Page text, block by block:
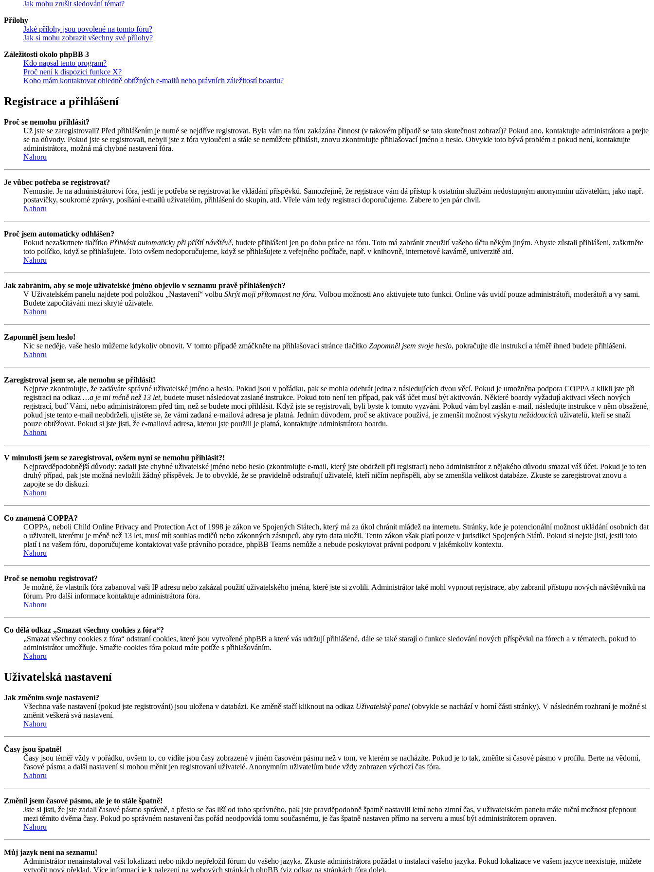
Jak mohu zrušit sledování témat?
Přílohy
Jaké přílohy jsou povolené na tomto fóru?
Jak si mohu zobrazit všechny své přílohy?
Záležitosti okolo phpBB 3
Kdo napsal tento program?
Proč není k dispozici funkce X?
Koho mám kontaktovat ohledně obtížných e-mailů nebo právních záležitostí boardu?
Registrace a přihlášení
Proč se nemohu přihlásit?
Už jste se zaregistrovali? Před přihlášením je nutné se nejdříve registrovat. Byla vám na fóru zakázána činnost (v takovém případě se tato skutečnost zobrazí)? Pokud ano, kontaktujte administrátora a ptejte
se na důvody. Pokud jste se registrovali, nebyli jste z fóra vyloučeni a stále se nemůžete přihlásit, znovu zkontrolujte přihlašovací jméno a heslo. Obvykle toto bývá problém a pokud není, kontaktujte
administrátora, možná má chybné nastavení fóra.
Nahoru
Je vůbec potřeba se registrovat?
Nemusíte. Je na administrátorovi fóra, jestli je potřeba se registrovat ke vkládání příspěvků. Samozřejmě, že registrace vám dá přístup k ostatním službám nedostupným anonymním uživatelům, jako např.
postavičky, soukromé zprávy, posílání e-mailů uživatelům, přihlášení do skupin, atd. Vřele vám tedy registraci doporučujeme. Zabere to jen pár chvil.
Nahoru
Proč jsem automaticky odhlášen?
Pokud nezaškrtnete tlačítko Přihlásit automaticky při příští návštěvě, budete přihlášeni jen po dobu práce na fóru. Toto má zabránit zneužití vašeho účtu někým jiným. Abyste zůstali přihlášeni, zaškrtněte
toto políčko, když se přihlašujete. Toto ovšem nedoporučujeme, když se přihlašujete z veřejného počítače, např. v knihovně, internetové kavárně, univerzitě atd.
Nahoru
Jak zabráním, aby se moje uživatelské jméno objevilo v seznamu právě přihlášených?
V Uživatelském panelu najdete pod položkou „Nastavení“ volbu Skrýt moji přítomnost na fóru. Volbou možnosti Ano aktivujete tuto funkci. Online vás uvidí pouze administrátoři, moderátoři a vy sami.
Budete započítáváni mezi skryté uživatele.
Nahoru
Zapomněl jsem heslo!
Nic se neděje, vaše heslo můžeme kdykoliv obnovit. V tomto případě zmáčkněte na přihlašovací stránce tlačítko Zapomněl jsem svoje heslo, pokračujte dle instrukcí a téměř ihned budete přihlášeni.
Nahoru
Zaregistroval jsem se, ale nemohu se přihlásit!
Nejprve zkontrolujte, že zadáváte správné uživatelské jméno a heslo. Pokud jsou v pořádku, pak se mohla odehrát jedna z následujících dvou věcí. Pokud je umožněna podpora COPPA a klikli jste při
registraci na odkaz …a je mi méně než 13 let, budete muset následovat zaslané instrukce. Pokud toto není ten případ, pak váš účet musí být aktivován. Některé boardy vyžadují aktivaci všech nových
registrací, buď Vámi, nebo administrátorem před tím, než se budete moci přihlásit. Když jste se registrovali, byli byste k tomuto vyzváni. Pokud vám byl zaslán e-mail, následujte instrukce v něm obsažené,
pokud jste tento e-mail neobdrželi, ujistěte se, že vámi zadaná e-mailová adresa je platná. Jedním důvodem, proč se aktivace používá, je zmenšit možnost výskytu nežádoucích uživatelů, kteří se snaží
pouze obtěžovat. Pokud si jste jisti, že e-mailová adresa, kterou jste použili je platná, kontaktujte administrátora boardu.
Nahoru
V minulosti jsem se zaregistroval, ovšem nyní se nemohu přihlásit?!
Nejpravděpodobnější důvody: zadali jste chybné uživatelské jméno nebo heslo (zkontrolujte e-mail, který jste obdrželi při registraci) nebo administrátor z nějakého důvodu smazal váš účet. Pokud je to ten
druhý případ, pak jste možná nevložili žádný příspěvek. Je to obvyklé, že se pravidelně odstraňují uživatelé, kteří ničím nepřispěli, aby se zmenšila velikost databáze. Zkuste se zaregistrovat znovu a
zapojte se do diskuzí.
Nahoru
Co znamená COPPA?
COPPA, neboli Child Online Privacy and Protection Act of 1998 je zákon ve Spojených Státech, který má za úkol chránit mládež na internetu. Stránky, kde je potencionální možnost ukládání osobních dat
o uživateli, kterému je méně než 13 let, musí mít souhlas rodičů nebo zákonných zástupců, aby tyto data uložil. Tento zákon však platí pouze v jurisdikci Spojených Států. Pokud si nejste jisti, jestli toto
platí i na vašem fóru, doporučujeme kontaktovat vaše právního poradce, phpBB Teams nemůže a nebude poskytovat právni podporu v jakémkoliv kontextu.
Nahoru
Proč se nemohu registrovat?
Je možné, že vlastník fóra zabanoval vaši IP adresu nebo zakázal použití uživatelského jména, které jste si zvolili. Administrátor také mohl vypnout registrace, aby zabranil přístupu nových návštěvníků na
fórum. Pro další informace kontaktuje administrátora fóra.
Nahoru
Co dělá odkaz „Smazat všechny cookies z fóra“?
„Smazat všechny cookies z fóra“ odstraní cookies, které jsou vytvořené phpBB a které vás udržují přihlášené, dále se také starají o funkce sledování nových příspěvků na fórech a v tématech, pokud to
administrátor umožňuje. Smažte cookies fóra pokud máte potíže s přihlašováním.
Nahoru
Uživatelská nastavení
Jak změním svoje nastavení?
Všechna vaše nastavení (pokud jste registrováni) jsou uložena v databázi. Ke změně stačí kliknout na odkaz Uživatelský panel (obvykle se nachází v horní části stránky). V následném rozhraní je možné si
změnit veškerá svá nastavení.
Nahoru
Časy jsou špatně!
Časy jsou téměř vždy v pořádku, ovšem to, co vidíte jsou časy zobrazené v jiném časovém pásmu než v tom, ve kterém se nacházíte. Pokud je to tak, změňte si časové pásmo v profilu. Berte na vědomí,
časové pásma a další nastavení si mohou měnit jen registrovaní uživatelé. Anonymním uživatelům bude vždy zobrazen výchozí čas fóra.
Nahoru
Změnil jsem časové pásmo, ale je to stále špatně!
Jste si jisti, že jste zadali časové pásmo správně, a přesto se čas liší od toho správného, pak jste pravděpodobně špatně nastavili letní nebo zimní čas, v uživatelském panelu máte ruční možnost přepnout
mezi těmito dvěma časy. Pokud po správném nastavení čas pořád neodpovídá tomu současnému, je čas špatně nastaven přímo na serveru a musí být administrátorem opraven.
Nahoru
Můj jazyk není na seznamu!
Administrátor nenainstaloval vaši lokalizaci nebo nikdo nepřeložil fórum do vašeho jazyka. Zkuste administrátora požádat o instalaci vašeho jazyka. Pokud lokalizace ve vašem jazyce neexistuje, můžete
vytvořit nový překlad. Více informací je k nalezení na webových stránkách phpBB (viz odkaz na stránkách fóra dole).